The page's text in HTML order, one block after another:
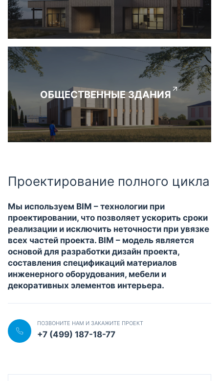
ОБЩЕСТВЕННЫЕ ЗДАНИЯ
Проектирование полного цикла
Мы используем BIM – технологии при
проектировании, что позволяет ускорить сроки
реализации и исключить неточности при увязке
всех частей проекта. BIM – модель является
основой для разработки дизайн проекта,
составления спецификаций материалов
инженерного оборудования, мебели и
декоративных элементов интерьера.
ПОЗВОНИТЕ НАМ И ЗАКАЖИТЕ ПРОЕКТ
+7 (499) 187-18-77